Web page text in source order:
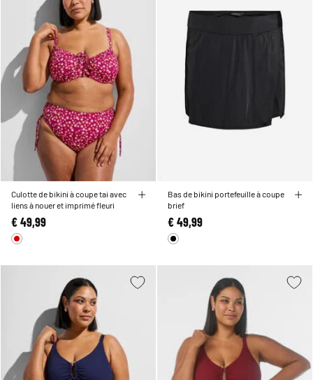
Culotte de bikini à coupe tai avec
liens à nouer et imprimé fleuri
€ 49,99
Bas de bikini portefeuille à coupe
brief
€ 49,99